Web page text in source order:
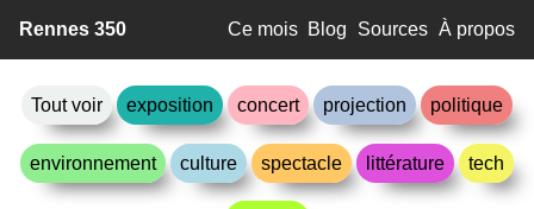
Rennes 350 Ce mois Blog Sources À propos
Tout voir exposition concert projection politique
environnement culture spectacle littérature tech